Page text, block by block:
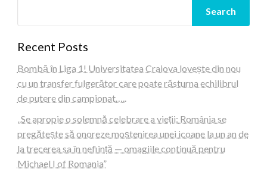
Search
Recent Posts
Bombă în Liga 1! Universitatea Craiova lovește din nou
cu un transfer fulgerător care poate răsturna echilibrul
de putere din campionat…..
„Se apropie o solemnă celebrare a vieții: România se
pregătește să onoreze moștenirea unei icoane la un an de
la trecerea sa în neființă — omagiile continuă pentru
Michael I of Romania”